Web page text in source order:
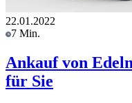
22.01.2022
7 Min.
Ankauf von
für Sie